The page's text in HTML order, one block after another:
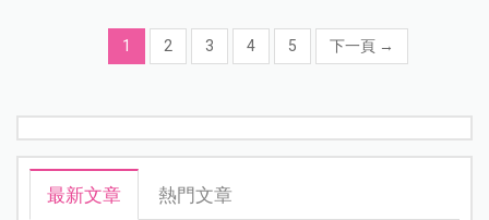
1 2 3 4 5 下一頁 →
最新文章 熱門文章